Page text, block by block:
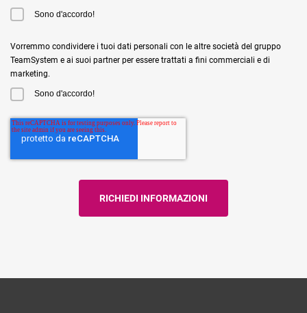
Sono d'accordo!
Vorremmo condividere i tuoi dati personali con le altre società del gruppo
TeamSystem e ai suoi partner per essere trattati a fini commerciali e di
marketing.
Sono d'accordo!